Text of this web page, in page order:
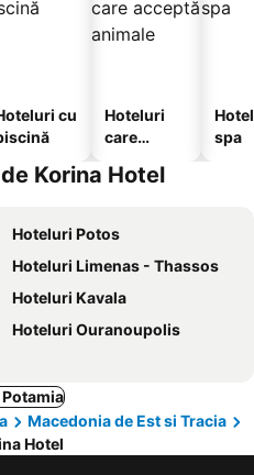
cu
Hoteluri
care
animale
spa
Korina Hotel
Hoteluri Potos
Hoteluri Limenas - Thassos
Hoteluri Kavala
Hoteluri Ouranoupolis
Macedonia de Est si Tracia
Hotel